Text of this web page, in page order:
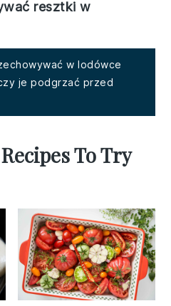
resztki w
w lodówce
je podgrzać przed
To Try